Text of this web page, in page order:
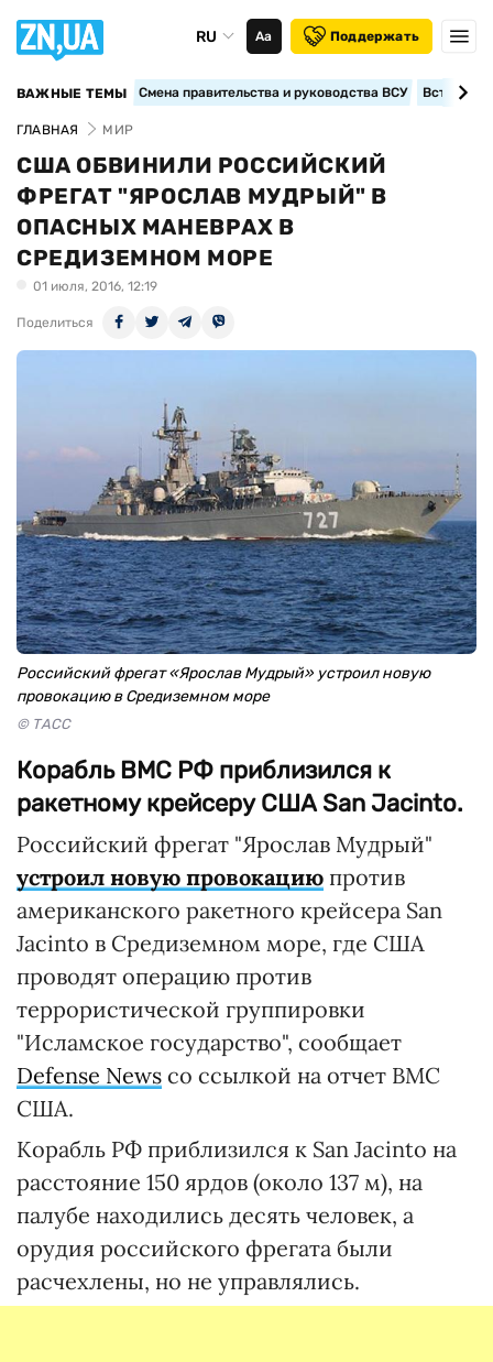
RU Аа Поддержать
ВАЖНЫЕ ТЕМЫ Смена правительства и руководства ВСУ
ГЛАВНАЯ МИР
США ОБВИНИЛИ РОССИЙСКИЙ
ФРЕГАТ "ЯРОСЛАВ МУДРЫЙ" В
ОПАСНЫХ МАНЕВРАХ В
СРЕДИЗЕМНОМ МОРЕ
01 июля, 2016, 12:19
Поделиться
Российский фрегат «Ярослав Мудрый» устроил новую
провокацию в Средиземном море
© ТАСС
Корабль ВМС РФ приблизился к
ракетному крейсеру США San Jacinto.
Российский фрегат "Ярослав Мудрый"
устроил новую провокацию против
американского ракетного крейсера San
Jacinto в Средиземном море, где США
проводят операцию против
террористической группировки
"Исламское государство", сообщает
Defense News со ссылкой на отчет ВМС
США.
Корабль РФ приблизился к San Jacinto на
расстояние 150 ярдов (около 137 м), на
палубе находились десять человек, а
орудия российского фрегата были
расчехлены, но не управлялись.